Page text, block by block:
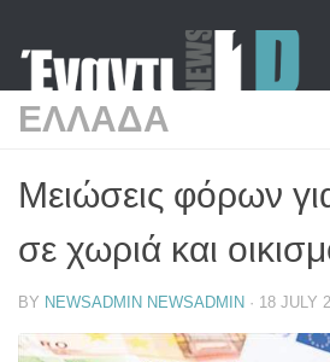
ΕΛΛΑΔΑ
Μειώσεις φόρων
σε χωριά και
BY NEWSADMIN NEWSADMIN · 18 JULY